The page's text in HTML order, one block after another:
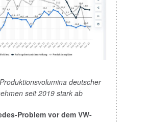
deutscher
seit 2019 stark ab
Problem vor dem VW-